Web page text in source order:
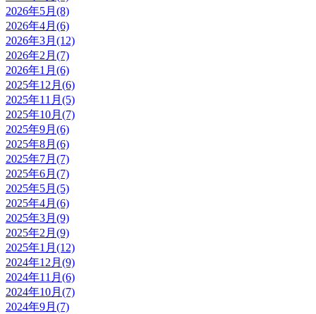
2026年5月(8)
2026年4月(6)
2026年3月(12)
2026年2月(7)
2026年1月(6)
2025年12月(6)
2025年11月(5)
2025年10月(7)
2025年9月(6)
2025年8月(6)
2025年7月(7)
2025年6月(7)
2025年5月(5)
2025年4月(6)
2025年3月(9)
2025年2月(9)
2025年1月(12)
2024年12月(9)
2024年11月(6)
2024年10月(7)
2024年9月(7)